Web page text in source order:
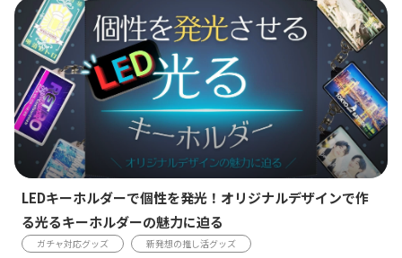
LEDキーホルダーで個性を発光！オリジナルデザインで作
る光るキーホルダーの魅力に迫る
ガチャ対応グッズ 新発想の推し活グッズ